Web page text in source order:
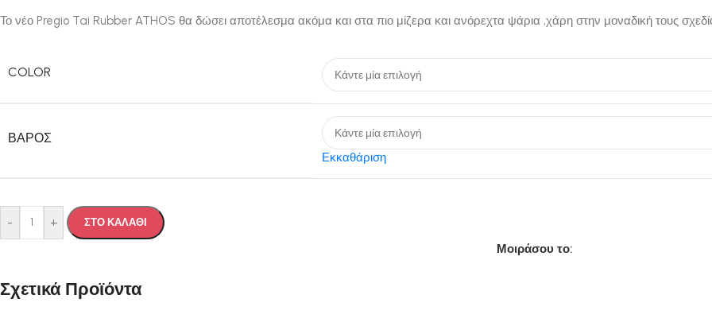
Το νέο Pregio Tai Rubber ATHOS θα δώσει αποτέλεσμα ακόμα και στα πιο μίζερα και ανόρεχτα ψάρια ,χάρη στην μοναδική τους
COLOR
ΒΆΡΟΣ
Εκκαθάριση
- + ΣΤΟ ΚΑΛΑΘΙ
Μοιράσου το:
Σχετικά Προϊόντα